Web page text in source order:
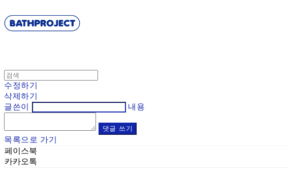
수정하기
삭제하기
글쓴이
내용
댓글 쓰기
목록으로 가기
페이스북
카카오톡